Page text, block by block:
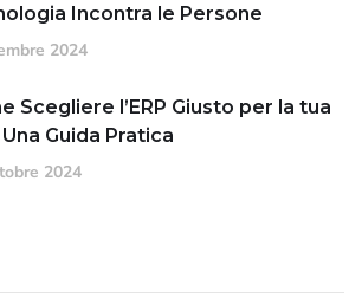
Incontra le Persone
2024
Scegliere l’ERP Giusto per la tua
Una Guida Pratica
2024